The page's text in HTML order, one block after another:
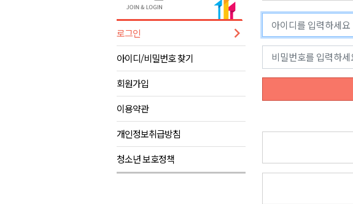
대체로 흐리고 오전에 비..무더위 이어져
<숨겨진 강원> 양구에서 600년 백자의 흔적을 보다
민주당 순회 경선 강원 연설회..김민석 1위
더불어민주당 도당위원장에 허영 의원 선출
수족구병 원인 바이러스 급증..위생 주의 당부
동해안 이안류..지자체 대응 강화
평창 전지훈련 성지..선수들 구슬땀
원주시, 지역첨단의료복합단지 지정 준비 본격화
로그인
아이디/비밀번호 찾기
회원가입
이용약관
개인정보취급방침
청소년 보호정책